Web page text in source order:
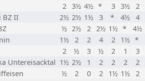
2 3½ 4½ * 3 3½ 2
BZ II 2½ 2½ 1½ 3 * 4½ 4
½ 2½ 2 2½ 1½ *
4½
1½ 2 2 4 2 1½ *
2 ½ 3 ½ 2 1
3
Untereisacktal 1½ 2½ 1 2 2 2
2
½ 2 0 2 1½ 1½ 2